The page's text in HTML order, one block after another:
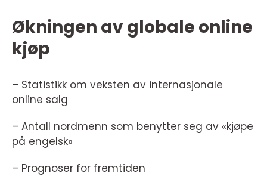
Økningen av globale online
kjøp
– Statistikk om veksten av internasjonale
online salg
– Antall nordmenn som benytter seg av «kjøpe
på engelsk»
– Prognoser for fremtiden